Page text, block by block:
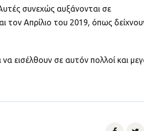
συνεχώς αυξάνονται σε
τον Απρίλιο του 2019, όπως
εισέλθουν σε αυτόν πολλοί και